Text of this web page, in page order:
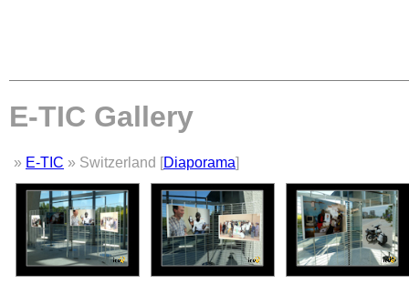
E-TIC Gallery
» E-TIC » Switzerland [Diaporama]